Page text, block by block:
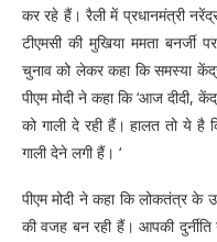
कर रहे हैं। रैली में प्रधानमंत्री
टीएमसी की मुखिया ममता बनर्जी
चुनाव को लेकर कहा कि समस्या
पीएम मोदी ने कहा कि ‘आज दीदी,
को गाली दे रही हैं। हालत तो ये है
गाली देने लगी हैं। ‘
पीएम मोदी ने कहा कि लोकतंत्र के
की वजह बन रही हैं। आपकी